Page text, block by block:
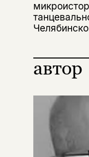
автор
Раз в неделю
За подписку
скидку 15%
нет в
Вы можете
электронный
Эта книга
не
Скажите,